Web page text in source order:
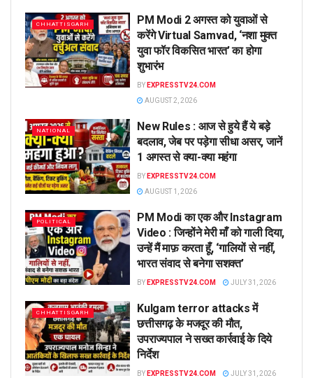
CHHATTISGARH
PM Modi 2 अगस्त को युवाओं से
करेंगे Virtual Samvad, ‘नशा मुक्त
युवा फॉर विकसित भारत’ का होगा
शुभारंभ
BY EXPRESSTV24.COM
AUGUST 2, 2026
NATIONAL
New Rules : आज से हुये हैं ये बड़े
बदलाव, जेब पर पड़ेगा सीधा असर, जानें
1 अगस्त से क्या-क्या महंगा
BY EXPRESSTV24.COM
AUGUST 1, 2026
POLITICAL
PM Modi का एक और Instagram
Video : जिन्होंने मेरी माँ को गाली दिया,
उन्हें मैं माफ़ करता हूँ, ‘गालियों से नहीं,
भारत संवाद से बनेगा सशक्त’
BY EXPRESSTV24.COM JULY 31, 2026
CHHATTISGARH
Kulgam terror attacks में
छत्तीसगढ़ के मजदूर की मौत,
उपराज्यपाल ने सख्त कार्रवाई के दिये
निर्देश
BY EXPRESSTV24.COM JULY 31, 2026